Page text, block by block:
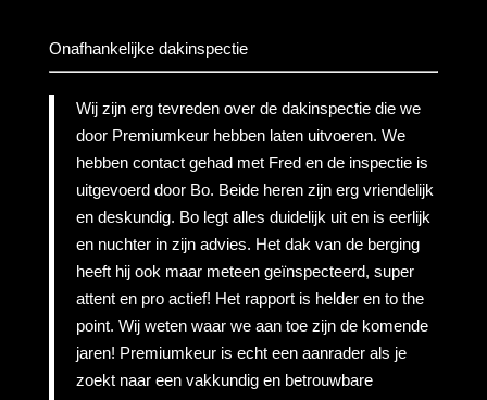
Onafhankelijke dakinspectie
Wij zijn erg tevreden over de dakinspectie die we
door Premiumkeur hebben laten uitvoeren. We
hebben contact gehad met Fred en de inspectie is
uitgevoerd door Bo. Beide heren zijn erg vriendelijk
en deskundig. Bo legt alles duidelijk uit en is eerlijk
en nuchter in zijn advies. Het dak van de berging
heeft hij ook maar meteen geïnspecteerd, super
attent en pro actief! Het rapport is helder en to the
point. Wij weten waar we aan toe zijn de komende
jaren! Premiumkeur is echt een aanrader als je
zoekt naar een vakkundig en betrouwbare